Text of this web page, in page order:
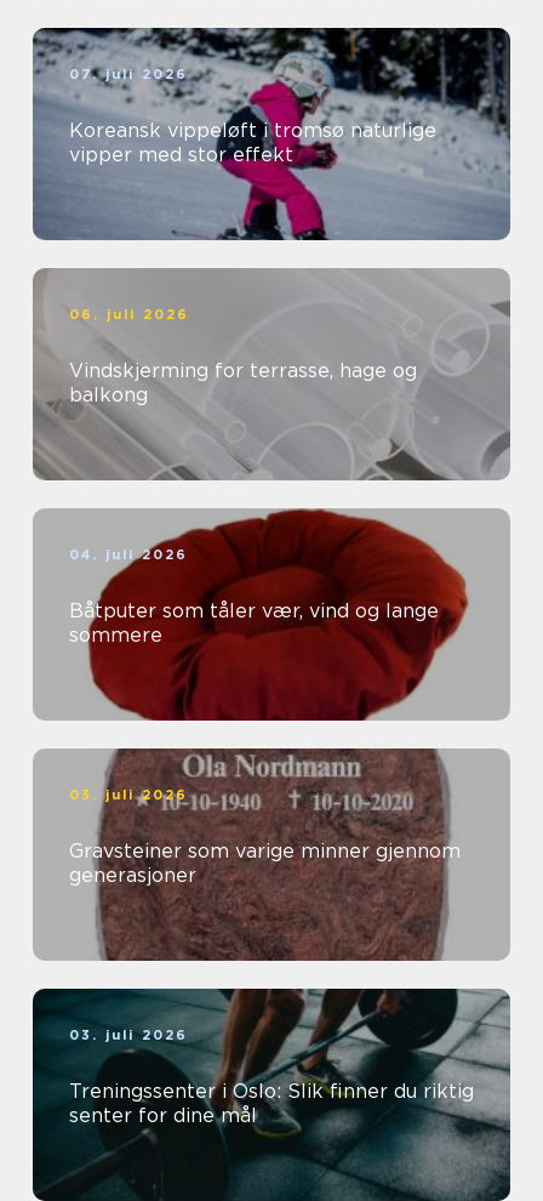
07. juli 2026
Koreansk vippeløft i tromsø naturlige
vipper med stor effekt
06. juli 2026
Vindskjerming for terrasse, hage og
balkong
04. juli 2026
Båtputer som tåler vær, vind og lange
sommere
03. juli 2026
Gravsteiner som varige minner gjennom
generasjoner
03. juli 2026
Treningssenter i Oslo: Slik finner du riktig
senter for dine mål